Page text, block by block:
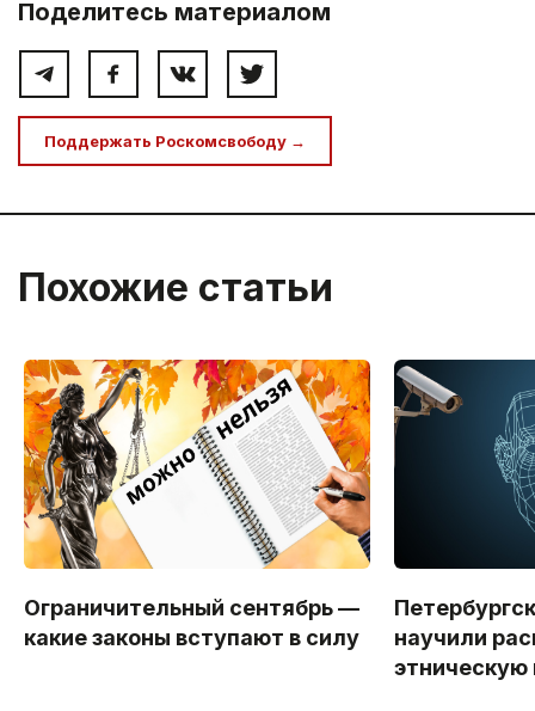
Поделитесь материалом
Поддержать Роскомсвободу →
Похожие статьи
Ограничительный сентябрь —
какие законы вступают в силу
научили